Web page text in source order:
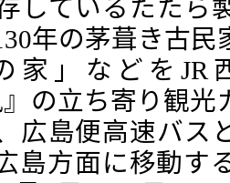
しているたたら
年の茅葺き古
家」などをJR
』の立ち寄り観
広島便高速バス
島方面に移動す